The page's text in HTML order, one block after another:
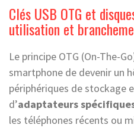
Clés USB OTG et
utilisation et
Le principe OTG (On-The-
smartphone de devenir un
périphériques de stockage
d’adaptateurs
les téléphones récents ou